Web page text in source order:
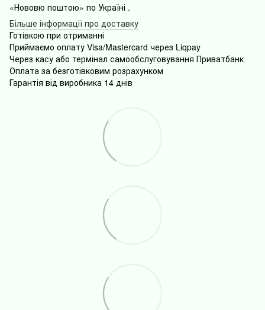
«Нововю поштою» по Україні .
Більше інформації про доставку
Готівкою при отриманні
Приймаємо оплату Visa/Mastercard через Liqpay
Через касу або термінал самообслуговування Приватбанк
Оплата за безготівковим розрахунком
Гарантія від виробника 14 днів